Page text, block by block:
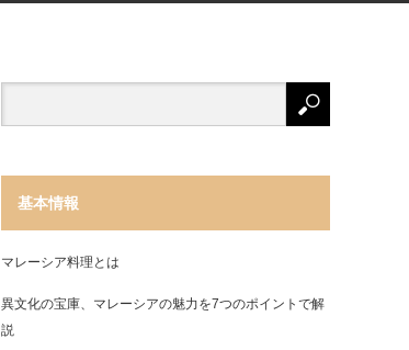
基本情報
マレーシア料理とは
異文化の宝庫、マレーシアの魅力を7つのポイントで解
説